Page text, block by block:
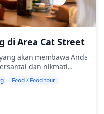
[Paket A] Bawahan +
+ pita atau dasi +
+ pita atau dasi +
■Masa Sewa:
(kembali hari yang
keesokan harinya)
Select Square 〒150-
−４ Gedung Ais lantai 1
seragam dan coba
dengan staf di kasir
di Area Cat Street
dan nikmati
dengan santai. Cukup
sisanya kepada kami.
yang tak terlupakan
Food / Food tour